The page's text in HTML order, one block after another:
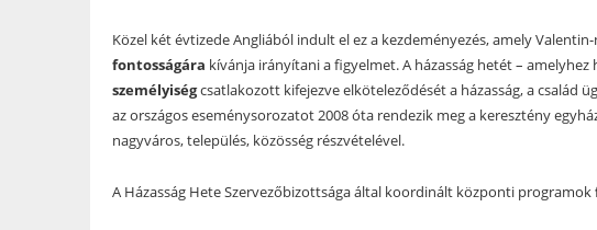
Közel két évtizede Angliából indult el ez a kezdeményezés, amely
fontosságára kívánja irányítani a figyelmet. A házasság hetét – amelyhez
személyiségcsatlakozott kifejezve elköteleződését a házasság, a család
az országos eseménysorozatot 2008 óta rendezik meg a keresztény
nagyváros, település, közösség részvételével.
A Házasság Hete Szervezőbizottsága által koordinált központi programok